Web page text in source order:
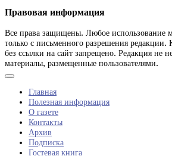
Правовая информация
Все права защищены. Любое использование
только с письменного разрешения редакции.
без ссылки на сайт запрещено. Редакция не
материалы, размещенные пользователями.
Главная
Полезная информация
О газете
Контакты
Архив
Подписка
Гостевая книга